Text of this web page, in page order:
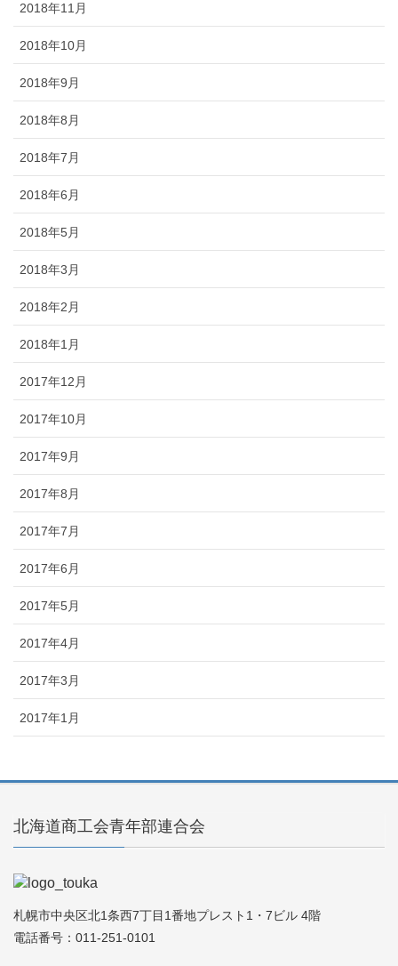
2018年11月
2018年10月
2018年9月
2018年8月
2018年7月
2018年6月
2018年5月
2018年3月
2018年2月
2018年1月
2017年12月
2017年10月
2017年9月
2017年8月
2017年7月
2017年6月
2017年5月
2017年4月
2017年3月
2017年1月
北海道商工会青年部連合会
札幌市中央区北1条西7丁目1番地プレスト1・7ビル 4階
電話番号：011-251-0101